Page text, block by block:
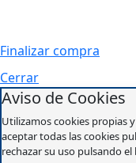
Finalizar compra
Cerrar
Aviso de Cookies
Utilizamos cookies propias
aceptar todas las cookies
rechazar su uso pulsando